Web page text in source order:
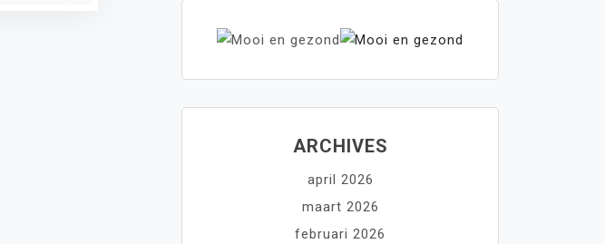
ARCHIVES
april 2026
maart 2026
februari 2026